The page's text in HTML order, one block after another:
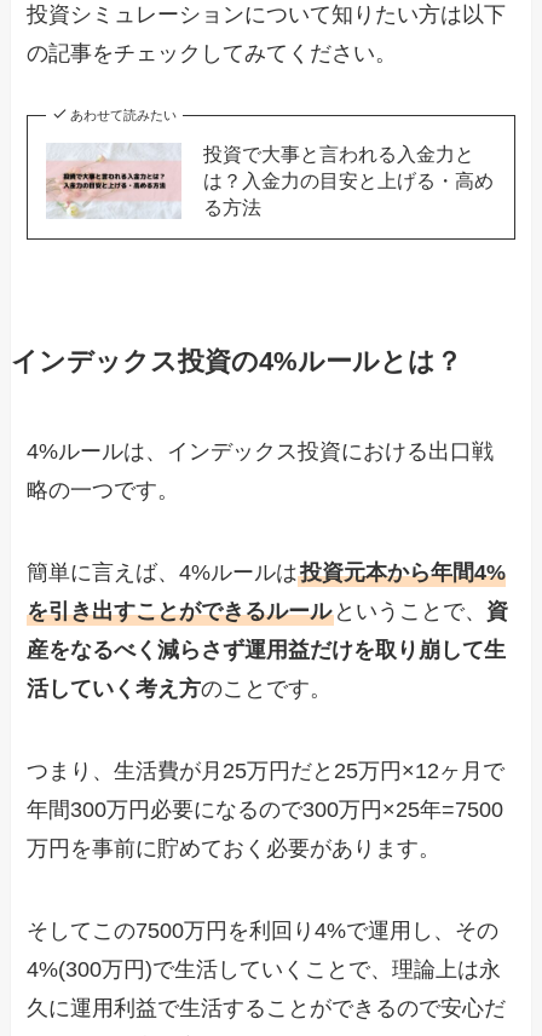
投資シミュレーションについて知りたい方は以下
の記事をチェックしてみてください。
あわせて読みたい
投資で大事と言われる入金力と
は？入金力の目安と上げる・高め
る方法
インデックス投資の4%ルールとは？
4%ルールは、インデックス投資における出口戦
略の一つです。
簡単に言えば、4%ルールは投資元本から年間4%
を引き出すことができるルール ということで、 資
産をなるべく減らさず運用益だけを取り崩して生
活していく考え方のことです。
つまり、生活費が月25万円だと25万円×12ヶ月で
年間300万円必要になるので300万円×25年=7500
万円を事前に貯めておく必要があります。
そしてこの7500万円を利回り4%で運用し、その
4%(300万円)で生活していくことで、理論上は永
久に運用利益で生活することができるので安心だ